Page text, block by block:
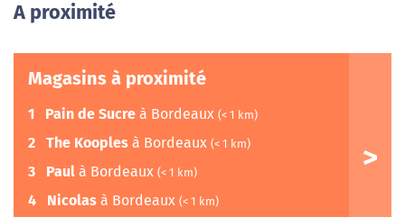
A proximité
Magasins à proximité
1 Pain de Sucre à Bordeaux (< 1 km)
2 The Kooples à Bordeaux (< 1 km)
3 Paul à Bordeaux (< 1 km)
4 Nicolas à Bordeaux (< 1 km)